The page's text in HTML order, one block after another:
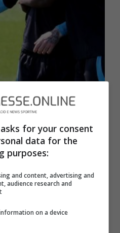
sulle gare
giornata di
for your consent
data for the
purposes:
and content, advertising and
audience research and
on a device